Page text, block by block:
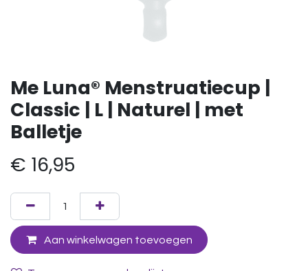
Me Luna® Menstruatiecup |
Classic | L | Naturel | met
Balletje
€ 16,95
Aan winkelwagen toevoegen